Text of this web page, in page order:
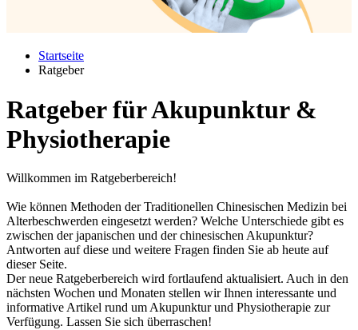
Startseite
Ratgeber
Ratgeber für Akupunktur &
Physiotherapie
Willkommen im Ratgeberbereich!
Wie können Methoden der Traditionellen Chinesischen Medizin bei
Alterbeschwerden eingesetzt werden? Welche Unterschiede gibt es
zwischen der japanischen und der chinesischen Akupunktur?
Antworten auf diese und weitere Fragen finden Sie ab heute auf
dieser Seite.
Der neue Ratgeberbereich wird fortlaufend aktualisiert. Auch in den
nächsten Wochen und Monaten stellen wir Ihnen interessante und
informative Artikel rund um Akupunktur und Physiotherapie zur
Verfügung. Lassen Sie sich überraschen!